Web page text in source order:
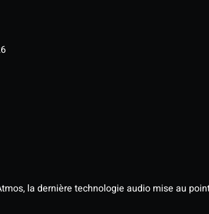
la dernière technologie audio mise au